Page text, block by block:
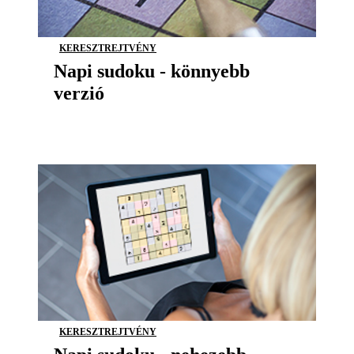
KERESZTREJTVÉNY
Napi sudoku - könnyebb
verzió
KERESZTREJTVÉNY